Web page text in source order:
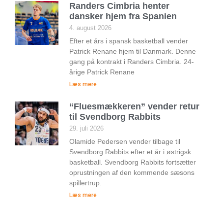
Randers Cimbria henter
dansker hjem fra Spanien
4. august 2026
Efter et års i spansk basketball vender
Patrick Renane hjem til Danmark. Denne
gang på kontrakt i Randers Cimbria. 24-
årige Patrick Renane
Læs mere
“Fluesmækkeren” vender retur
til Svendborg Rabbits
29. juli 2026
Olamide Pedersen vender tilbage til
Svendborg Rabbits efter et år i østrigsk
basketball. Svendborg Rabbits fortsætter
oprustningen af den kommende sæsons
spillertrup.
Læs mere